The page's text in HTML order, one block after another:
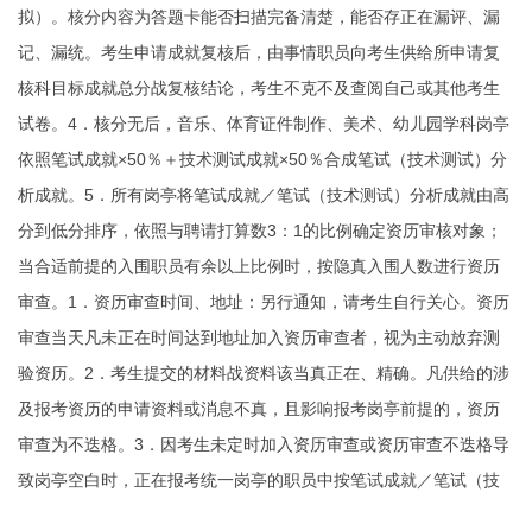
拟）。核分内容为答题卡能否扫描完备清楚，能否存正在漏评、漏
记、漏统。考生申请成就复核后，由事情职员向考生供给所申请复
核科目标成就总分战复核结论，考生不克不及查阅自己或其他考生
试卷。4．核分无后，音乐、体育证件制作 、美术、幼儿园学科岗亭
依照笔试成就×50％＋技术测试成就×50％合成笔试（技术测试）分
析成就。5．所有岗亭将笔试成就／笔试（技术测试）分析成就由高
分到低分排序，依照与聘请打算数3：1的比例确定资历审核对象；
当合适前提的入围职员有余以上比例时，按隐真入围人数进行资历
审查。1．资历审查时间、地址：另行通知，请考生自行关心。资历
审查当天凡未正在时间达到地址加入资历审查者，视为主动放弃测
验资历。2．考生提交的材料战资料该当真正在、精确。凡供给的涉
及报考资历的申请资料或消息不真，且影响报考岗亭前提的，资历
审查为不迭格。3．因考生未定时加入资历审查或资历审查不迭格导
致岗亭空白时，正在报考统一岗亭的职员中按笔试成就／笔试（技